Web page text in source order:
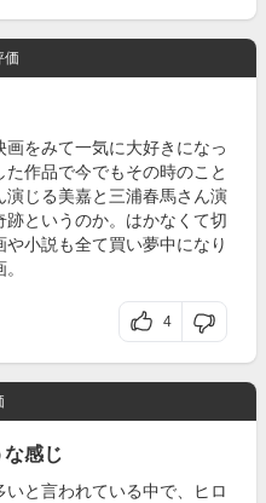
価
をみて一気に大好きになっ
作品で今でもその時のこと
じる美嘉と三浦春馬さん演
跡というのか。はかなくて切
小説も全て買い夢中になり
4
感じ
と言われている中で、ヒロ